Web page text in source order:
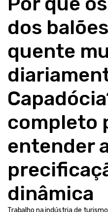
dos
quente
completo
entender
dinâmica
Trabalho na indústria de